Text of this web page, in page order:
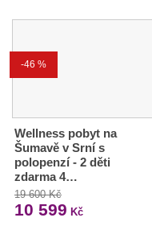
-46 %
Wellness pobyt na
Šumavě v Srní s
polopenzí - 2 děti
zdarma 4…
19 600 Kč
10 599 Kč